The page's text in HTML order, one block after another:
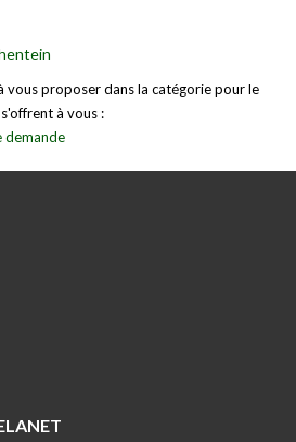
vous proposer dans la catégorie pour le
à vous :
demande